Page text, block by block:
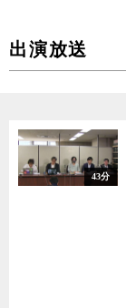
出演放送
43分